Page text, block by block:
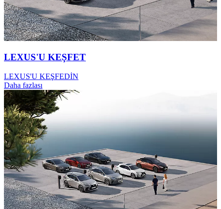
LEXUS'U KEŞFET
LEXUS'U KEŞFEDİN
Daha fazlası